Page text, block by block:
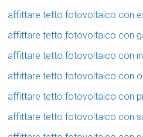
affittare tetto fotovoltaico con
affittare tetto fotovoltaico con
affittare tetto fotovoltaico con
affittare tetto fotovoltaico con
affittare tetto fotovoltaico con
affittare tetto fotovoltaico con